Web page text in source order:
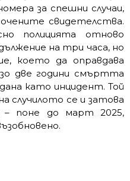
за спешни случаи,
свидетелства.
полицията отново
на три часа, но
което да оправдава
две години смъртта
като инцидент. Той
случилото се и затова
– поне до март 2025,